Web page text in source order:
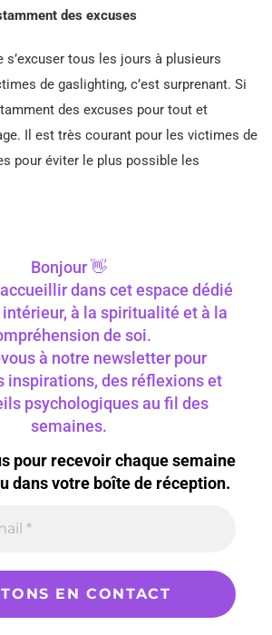
des excuses
s’excuser tous les jours à plusieurs
de gaslighting, c’est surprenant. Si
des excuses pour tout et
Il est très courant pour les victimes de
pour éviter le plus possible les
Bonjour 👋
dans cet espace dédié
à la spiritualité et à la
de soi.
à notre newsletter pour
inspirations, des réflexions et
psychologiques au fil des
semaines.
pour recevoir chaque semaine
dans votre boîte de réception.